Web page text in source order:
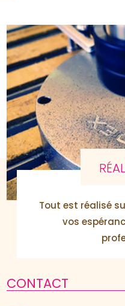
Tout est réalisé
vos
CONTACT